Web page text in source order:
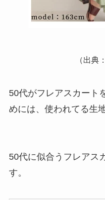
（出典：
50代がフレアスカート
めには、使われてる生
50代に似合うフレアス
す。